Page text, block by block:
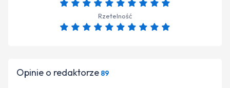
Rzetelność
Opinie o redaktorze 89